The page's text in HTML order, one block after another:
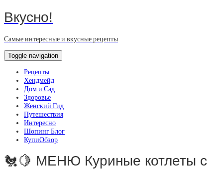
Вкусно!
Самые интересные и вкусные рецепты
Toggle navigation
Рецепты
Хендмейд
Дом и Сад
Здоровье
Женский Гид
Путешествия
Интересно
Шопинг Блог
КупиОбзор
🐔🍋 МЕНЮ Куриные котлеты с